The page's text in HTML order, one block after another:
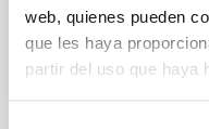
web, quienes pueden
que les haya
partir del uso que haya
En ejecución